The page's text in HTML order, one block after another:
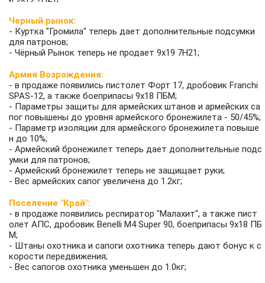
Черный рынок:
- Куртка "Громила" теперь дает дополнительные подсумки
для патронов;
- Чёрный Рынок теперь не продает 9х19 7Н21;
Армия Возрождения:
- в продаже появились пистолет Форт 17, дробовик Franchi
SPAS-12, а также боеприпасы 9х18 ПБМ;
- Параметры защиты для армейских штанов и армейских са
пог повышены до уровня армейского бронежилета - 50/45%;
- Параметр изоляции для армейского бронежилета повыше
н до 10%;
- Армейский бронежилет теперь дает дополнительные подс
умки для патронов;
- Армейский бронежилет теперь не защищает руки;
- Вес армейских сапог увеличена до 1.2кг;
Поселение "Край":
- в продаже появились респиратор "Малахит", а также пист
олет АПС, дробовик Benelli M4 Super 90, боеприпасы 9х18 ПБ
М;
- Штаны охотника и сапоги охотника теперь дают бонус к с
корости передвижения;
- Вес сапогов охотника уменьшен до 1.0кг;